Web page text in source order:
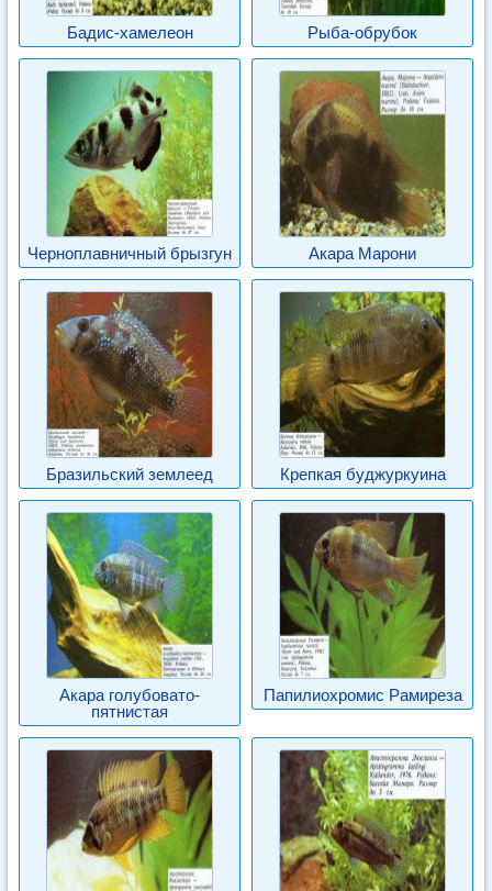
Бадис-хамелеон Рыба-обрубок
Черноплавничный брызгун Акара Марони
Бразильский землеед Крепкая буджуркуина
Акара голубовато-
пятнистая
Папилиохромис Рамиреза